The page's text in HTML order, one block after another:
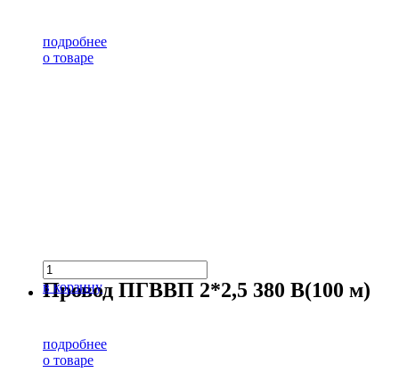
подробнее
о товаре
в корзину
Провод ПГВВП 2*2,5 380 В(100 м)
подробнее
о товаре